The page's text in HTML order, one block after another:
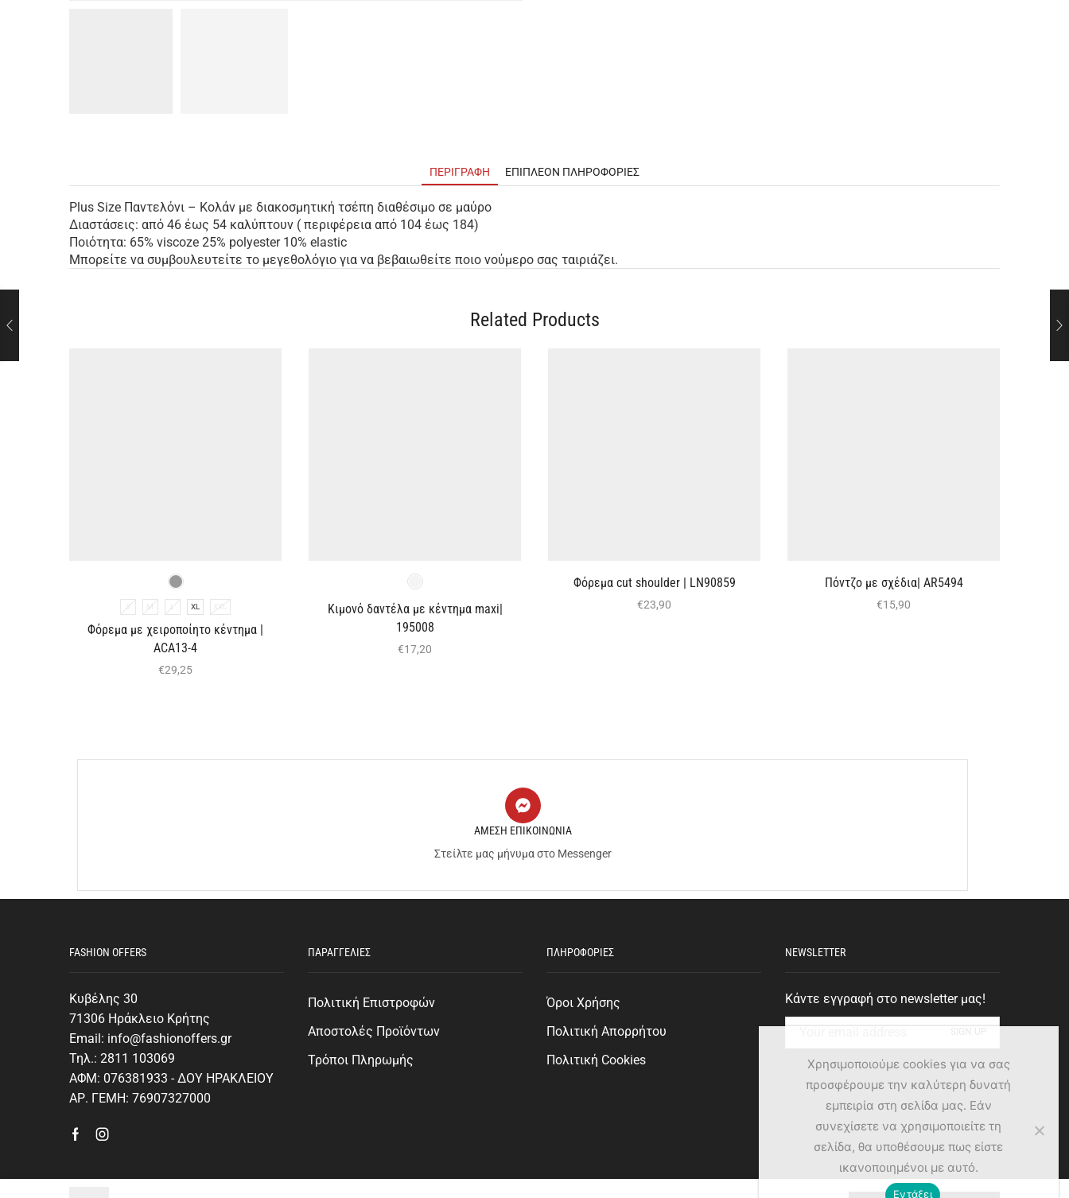
ΠΕΡΙΓΡΑΦΉ ΕΠΙΠΛΈΟΝ ΠΛΗΡΟΦΟΡΊΕΣ
Plus Size Παντελόνι – Κολάν με διακοσμητική τσέπη διαθέσιμο σε μαύρο
Διαστάσεις: από 46 έως 54 καλύπτουν ( περιφέρεια από 104 έως 184)
Ποιότητα: 65% viscoze 25% polyester 10% elastic
Μπορείτε να συμβουλευτείτε το μεγεθολόγιο για να βεβαιωθείτε ποιο νούμερο σας ταιριάζει.
Related Products
S M L XL XXL
Φόρεμα με χειροποίητο κέντημα |
ACA13-4
€29,25
Κιμονό δαντέλα με κέντημα maxi|
195008
€17,20
Φόρεμα cut shoulder | LN90859
€23,90
Πόντζο με σχέδια| AR5494
€15,90
ΑΜΕΣΗ ΕΠΙΚΟΙΝΩΝΙΑ
Στείλτε μας μήνυμα στο Messenger
FASHION OFFERS
Κυβέλης 30
71306 Ηράκλειο Κρήτης
Email: info@fashionoffers.gr
Τηλ.: 2811 103069
ΑΦΜ: 076381933 - ΔΟΥ ΗΡΑΚΛΕΙΟΥ
ΑΡ. ΓΕΜΗ: 76907327000
ΠΑΡΑΓΓΕΛΙΕΣ
Πολιτική Επιστροφών
Αποστολές Προϊόντων
Τρόποι Πληρωμής
ΠΛΗΡΟΦΟΡΙΕΣ
Όροι Χρήσης
Πολιτική Απορρήτου
Πολιτική Cookies
NEWSLETTER
Κάντε εγγραφή στο newsletter μας!
Χρησιμοποιούμε cookies για να σας
προσφέρουμε την καλύτερη δυνατή
εμπειρία στη σελίδα μας. Εάν
συνεχίσετε να χρησιμοποιείτε τη
σελίδα, θα υποθέσουμε πως είστε
ικανοποιημένοι με αυτό.
Εντάξει